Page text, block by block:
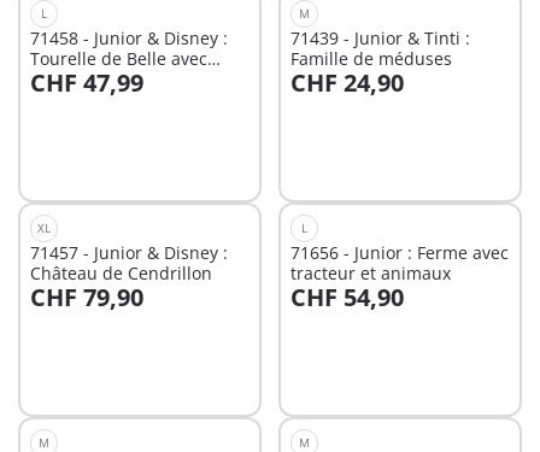
L
71458 - Junior & Disney :
Tourelle de Belle avec
musique
CHF 47,99
Au panier
M
71439 - Junior & Tinti :
Famille de méduses
CHF 24,90
Au panier
XL
71457 - Junior & Disney :
Château de Cendrillon
CHF 79,90
Au panier
L
71656 - Junior : Ferme avec
tracteur et animaux
CHF 54,90
Au panier
M M